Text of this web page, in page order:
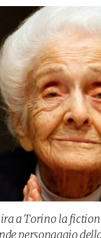
a Torino la
personaggio